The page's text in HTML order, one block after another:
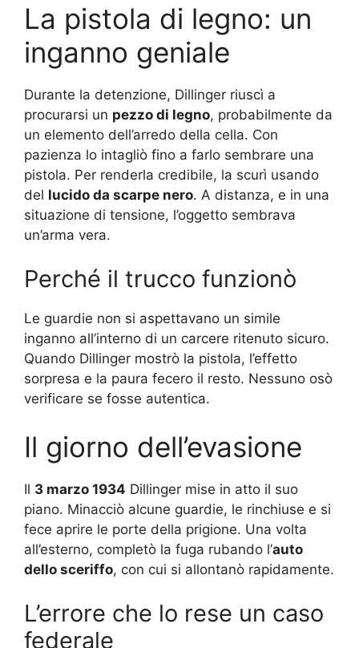
La pistola di legno: un
inganno geniale
Durante la detenzione, Dillinger riuscì a
procurarsi un pezzo di legno, probabilmente da
un elemento dell’arredo della cella. Con
pazienza lo intagliò fino a farlo sembrare una
pistola. Per renderla credibile, la scurì usando
del lucido da scarpe nero. A distanza, e in una
situazione di tensione, l’oggetto sembrava
un’arma vera.
Perché il trucco funzionò
Le guardie non si aspettavano un simile
inganno all’interno di un carcere ritenuto sicuro.
Quando Dillinger mostrò la pistola, l’effetto
sorpresa e la paura fecero il resto. Nessuno osò
verificare se fosse autentica.
Il giorno dell’evasione
Il 3 marzo 1934 Dillinger mise in atto il suo
piano. Minacciò alcune guardie, le rinchiuse e si
fece aprire le porte della prigione. Una volta
all’esterno, completò la fuga rubando l’auto
dello sceriffo, con cui si allontanò rapidamente.
L’errore che lo rese un caso
federale